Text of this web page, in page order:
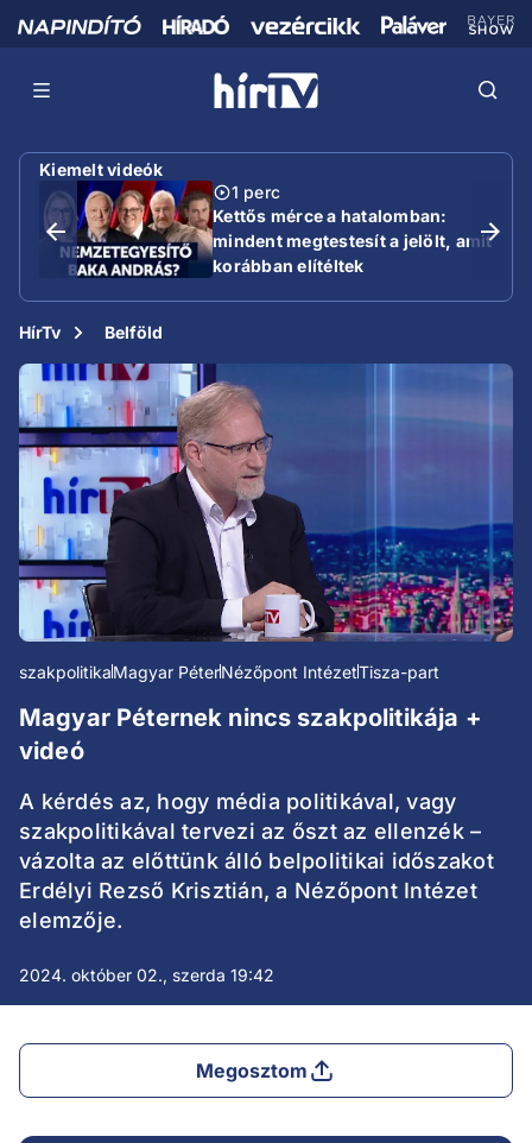
Kiemelt videók
1 perc
Kettős mérce a hatalomban:
mindent megtestesít a jelölt, amit
korábban elítéltek
HírTv Belföld
szakpolitikaMagyar PéterNézőpont IntézetTisza-part
Magyar Péternek nincs szakpolitikája +
videó
A kérdés az, hogy média politikával, vagy
szakpolitikával tervezi az őszt az ellenzék –
vázolta az előttünk álló belpolitikai időszakot
Erdélyi Rezső Krisztián, a Nézőpont Intézet
elemzője.
2024. október 02., szerda 19:42
Megosztom